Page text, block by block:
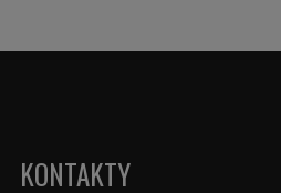
KONTAKTY